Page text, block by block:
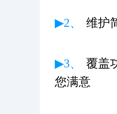
▶2、 维护
▶3、 覆盖
您满意